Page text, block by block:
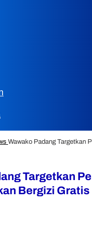
Wawako Padang Targetkan
Targetkan
Bergizi Gratis